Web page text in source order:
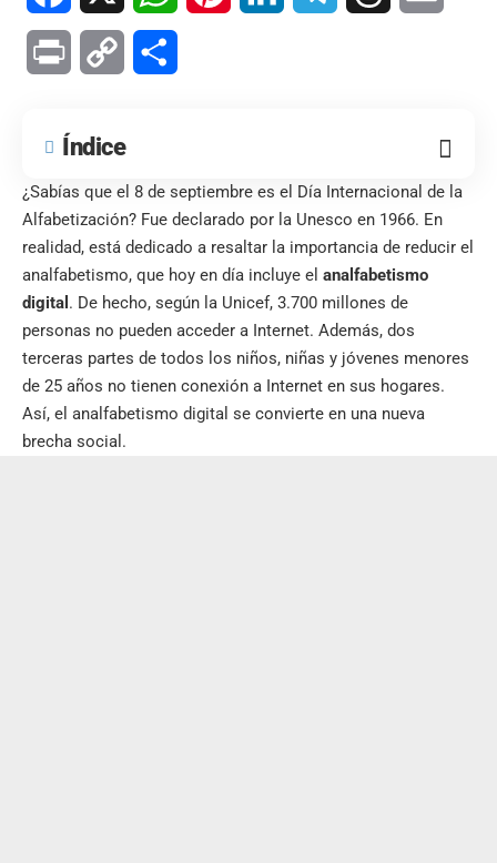
Print Copy
Índice
¿Sabías que el 8 de septiembre es el Día Internacional de la
Alfabetización? Fue declarado por la Unesco en 1966. En
realidad, está dedicado a resaltar la importancia de reducir el
analfabetismo, que hoy en día incluye el analfabetismo
digital . De hecho, según la Unicef, 3.700 millones de
personas no pueden acceder a Internet. Además, dos
terceras partes de todos los niños, niñas y jóvenes menores
de 25 años no tienen conexión a Internet en sus hogares.
Así, el analfabetismo digital se convierte en una nueva
brecha social.